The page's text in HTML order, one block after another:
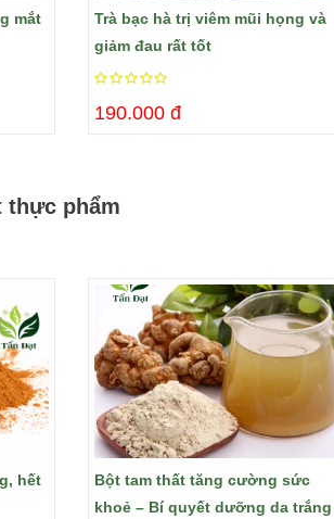
mắt
Trà bạc hà trị viêm mũi họng và
giảm đau rất tốt
190.000 đ
thực phẩm
hết
Bột tam thất tăng cường sức
khoẻ – Bí quyết dưỡng da trắng